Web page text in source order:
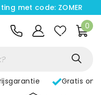
met code: ZOMER
0
Gratis